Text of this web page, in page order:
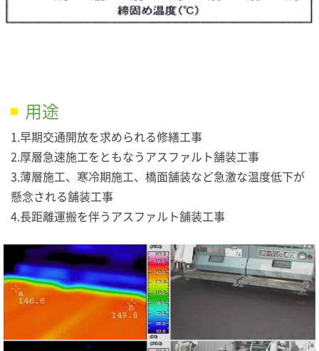
用途
1.早期交通開放を求められる修繕工事
2.厚層急速施工をともなうアスファルト舗装工事
3.薄層施工、寒冷期施工、橋面舗装など急激な温度低下が
懸念される舗装工事
4.長距離運搬を伴うアスファルト舗装工事